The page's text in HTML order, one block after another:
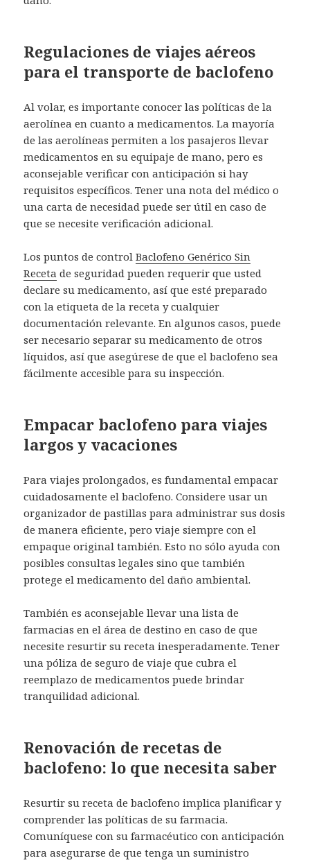
Regulaciones de viajes aéreos
para el transporte de baclofeno
Al volar, es importante conocer las políticas de la
aerolínea en cuanto a medicamentos. La mayoría
de las aerolíneas permiten a los pasajeros llevar
medicamentos en su equipaje de mano, pero es
aconsejable verificar con anticipación si hay
requisitos específicos. Tener una nota del médico o
una carta de necesidad puede ser útil en caso de
que se necesite verificación adicional.
Los puntos de controlBaclofeno Genérico Sin
Receta de seguridad pueden requerir que usted
declare su medicamento, así que esté preparado
con la etiqueta de la receta y cualquier
documentación relevante. En algunos casos, puede
ser necesario separar su medicamento de otros
líquidos, así que asegúrese de que el baclofeno sea
fácilmente accesible para su inspección.
Empacar baclofeno para viajes
largos y vacaciones
Para viajes prolongados, es fundamental empacar
cuidadosamente el baclofeno. Considere usar un
organizador de pastillas para administrar sus dosis
de manera eficiente, pero viaje siempre con el
empaque original también. Esto no sólo ayuda con
posibles consultas legales sino que también
protege el medicamento del daño ambiental.
También es aconsejable llevar una lista de
farmacias en el área de destino en caso de que
necesite resurtir su receta inesperadamente. Tener
una póliza de seguro de viaje que cubra el
reemplazo de medicamentos puede brindar
tranquilidad adicional.
Renovación de recetas de
baclofeno: lo que necesita saber
Resurtir su receta de baclofeno implica planificar y
comprender las políticas de su farmacia.
Comuníquese con su farmacéutico con anticipación
para asegurarse de que tenga un suministro